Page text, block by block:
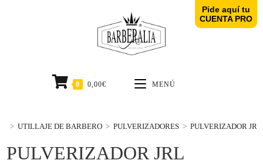
0 0,00€ MENÚ
PULVERIZADOR JRL
> UTILLAJE DE BARBERO > PULVERIZADORES > PULVERIZADOR
Pide aquí tu
CUENTA PRO